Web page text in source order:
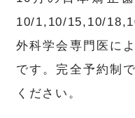
10/1,10/15,10/
外科学会専門医に
です。完全予約制
ください。